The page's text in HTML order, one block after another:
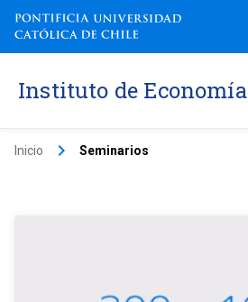
Instituto de Economía
Inicio keyboard_arrow_right Seminarios